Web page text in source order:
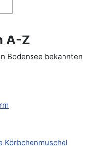
A-Z
Bodensee bekannten
Körbchenmuschel